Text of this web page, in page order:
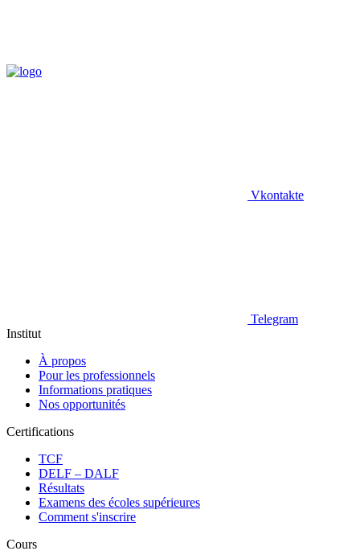
Vkontakte
Telegram
Institut
À propos
Pour les professionnels
Informations pratiques
Nos opportunités
Certifications
TCF
DELF – DALF
Résultats
Examens des écoles supérieures
Comment s'inscrire
Cours